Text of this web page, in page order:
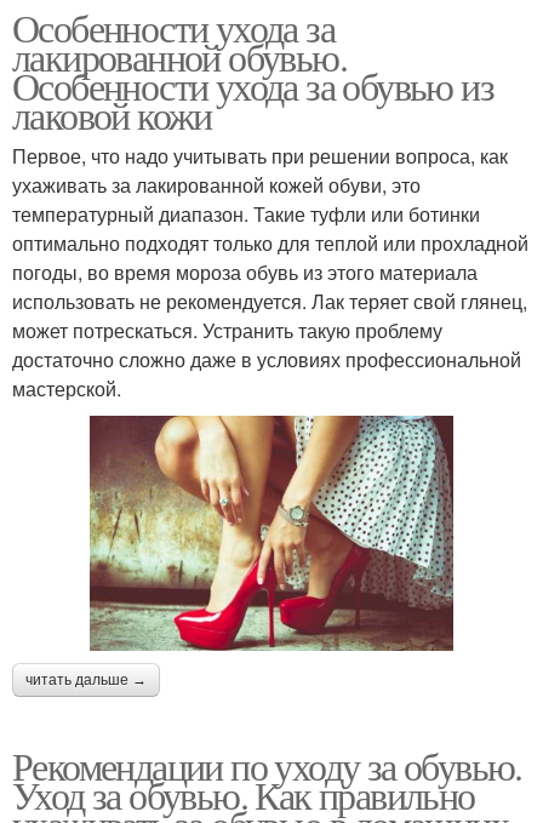
Особенности ухода за
лакированной обувью.
Особенности ухода за обувью из
лаковой кожи
Первое, что надо учитывать при решении вопроса, как
ухаживать за лакированной кожей обуви, это
температурный диапазон. Такие туфли или ботинки
оптимально подходят только для теплой или прохладной
погоды, во время мороза обувь из этого материала
использовать не рекомендуется. Лак теряет свой глянец,
может потрескаться. Устранить такую проблему
достаточно сложно даже в условиях профессиональной
мастерской.
читать дальше →
Рекомендации по уходу за обувью.
Уход за обувью. Как правильно